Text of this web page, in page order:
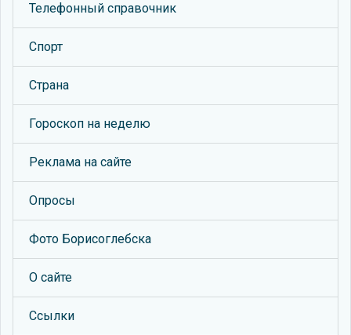
Телефонный справочник
Спорт
Страна
Гороскоп на неделю
Реклама на сайте
Опросы
Фото Борисоглебска
О сайте
Ссылки